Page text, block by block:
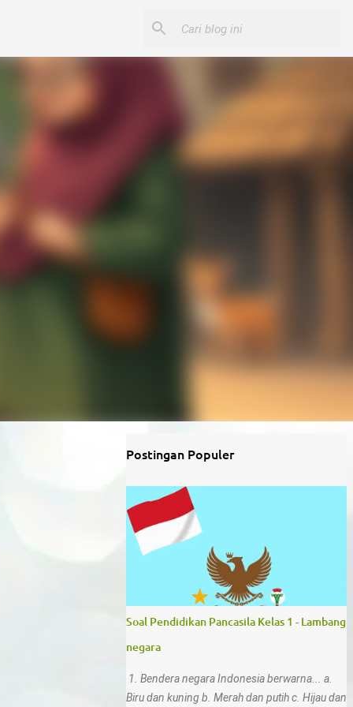
Postingan Populer
Soal Pendidikan Pancasila Kelas 1 - Lambang
negara
1. Bendera negara Indonesia berwarna... a.
Biru dan kuning b. Merah dan putih c. Hijau dan